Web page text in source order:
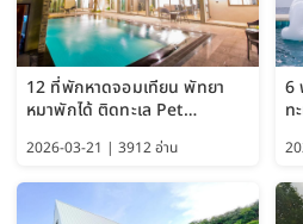
12 ที่พักหาดจอมเทียน พัทยา
หมาพักได้ ติดทะเล Pet
พักได้ อัปเดต 2569
2026-03-21 | 3912 อ่าน
6
ท